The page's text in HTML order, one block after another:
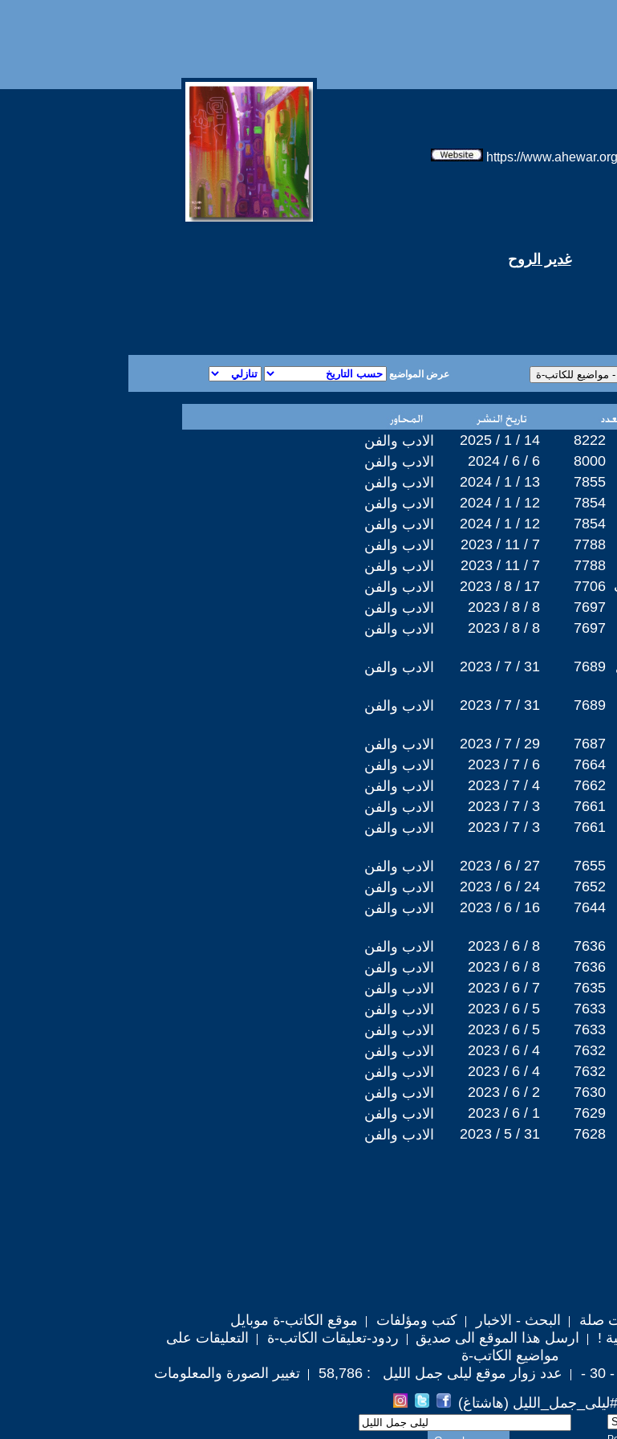
غدير الروح
عرض المواضيع
الادب والفن 2025 / 1 / 14 8222
الادب والفن
2024 / 6 / 6 8000
الادب والفن
2024 / 1 / 13 7855
الادب والفن
2024 / 1 / 12 7854
الادب والفن
2024 / 1 / 12 7854
الادب والفن
2023 / 11 / 7 7788
الادب والفن
2023 / 11 / 7 7788
الادب والفن
2023 / 8 / 17 7706
الادب والفن
2023 / 8 / 8 7697
الادب والفن
2023 / 8 / 8 7697
الادب والفن 2023 / 7 / 31 7689
الادب والفن 2023 / 7 / 31 7689
الادب والفن 2023 / 7 / 29 7687
الادب والفن
2023 / 7 / 6 7664
الادب والفن
2023 / 7 / 4 7662
الادب والفن
2023 / 7 / 3 7661
الادب والفن
2023 / 7 / 3 7661
الادب والفن 2023 / 6 / 27 7655
الادب والفن
2023 / 6 / 24 7652
الادب والفن
2023 / 6 / 16 7644
الادب والفن 2023 / 6 / 8 7636
الادب والفن
2023 / 6 / 8 7636
الادب والفن
2023 / 6 / 7 7635
الادب والفن
2023 / 6 / 5 7633
الادب والفن
2023 / 6 / 5 7633
الادب والفن
2023 / 6 / 4 7632
الادب والفن
2023 / 6 / 4 7632
الادب والفن
2023 / 6 / 2 7630
الادب والفن
2023 / 6 / 1 7629
الادب والفن
2023 / 5 / 31 7628
صلة البحث - الاخبار كتب ومؤلفات
موقع الكاتب-ة موبايل
! ارسل هذا الموقع الى صديق ردود-تعليقات الكاتب-ة
التعليقات على
مواضيع الكاتب-ة
- عدد زوار موقع ليلى جمل الليل : 58,786
تغيير الصورة والمعلومات
#ليلى_جمل_الليل (هاشتاغ)